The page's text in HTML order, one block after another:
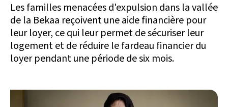
Les familles menacées d'expulsion dans la vallée
de la Bekaa reçoivent une aide financière pour
leur loyer, ce qui leur permet de sécuriser leur
logement et de réduire le fardeau financier du
loyer pendant une période de six mois.